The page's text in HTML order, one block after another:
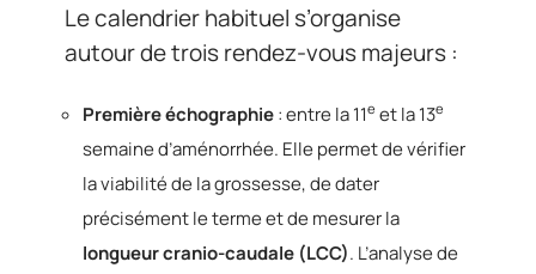
Le calendrier habituel s’organise
autour de trois rendez-vous majeurs :
Première échographie: entre la 11e et la 13e
semaine d’aménorrhée. Elle permet de vérifier
la viabilité de la grossesse, de dater
précisément le terme et de mesurer la
longueur cranio-caudale (LCC). L’analyse de